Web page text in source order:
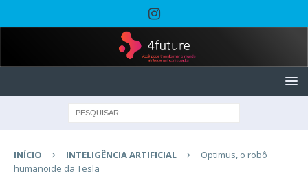
INÍCIO INTELIGÊNCIA ARTIFICIAL
Optimus, o robô
humanoide da Tesla